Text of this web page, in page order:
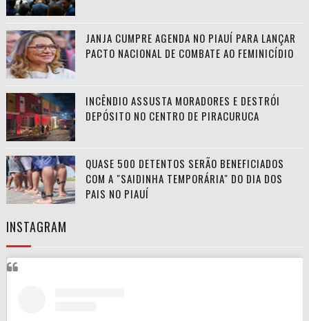
JANJA CUMPRE AGENDA NO PIAUÍ PARA LANÇAR
PACTO NACIONAL DE COMBATE AO FEMINICÍDIO
INCÊNDIO ASSUSTA MORADORES E DESTRÓI
DEPÓSITO NO CENTRO DE PIRACURUCA
QUASE 500 DETENTOS SERÃO BENEFICIADOS
COM A "SAIDINHA TEMPORÁRIA" DO DIA DOS
PAIS NO PIAUÍ
INSTAGRAM